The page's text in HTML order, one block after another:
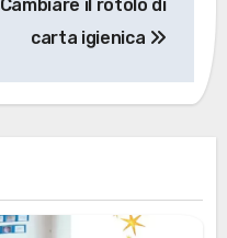
Cambiare il rotolo di
carta igienica